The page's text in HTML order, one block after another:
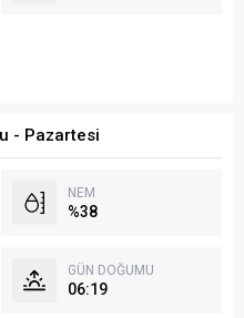
- Pazartesi
NEM
%38
GÜN DOĞUMU
06:19